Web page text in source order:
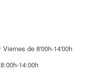
de 8'00h-14'00h
14:00h